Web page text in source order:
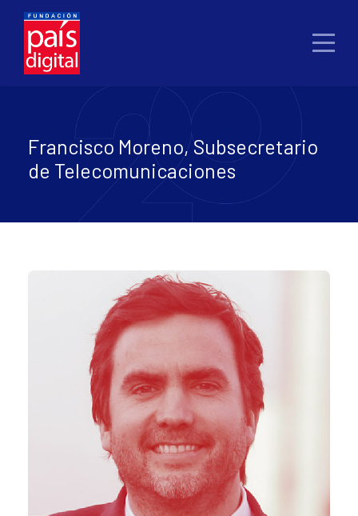
Francisco Moreno, Subsecretario
de Telecomunicaciones